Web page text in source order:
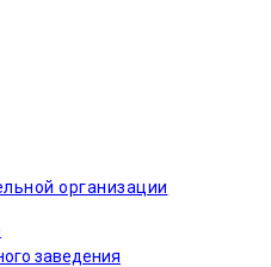
организации
заведения